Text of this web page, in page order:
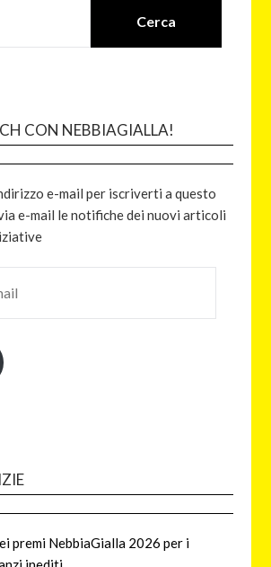
CON NEBBIAGIALLA!
e-mail per iscriverti a questo
e-mail le notifiche dei nuovi articoli
premi NebbiaGialla 2026 per i